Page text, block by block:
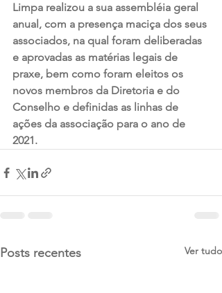
Limpa realizou a sua assembléia geral
anual, com a presença maciça dos seus
associados, na qual foram deliberadas
e aprovadas as matérias legais de
praxe, bem como foram eleitos os
novos membros da Diretoria e do
Conselho e definidas as linhas de
ações da associação para o ano de
2021.
Posts recentes Ver tudo